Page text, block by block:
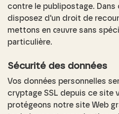
contre le publipostage. Dans
disposez d'un droit de
mettons en œuvre sans
particulière.
Sécurité des données
Vos données personnelles
cryptage SSL depuis ce site
protégeons notre site Web